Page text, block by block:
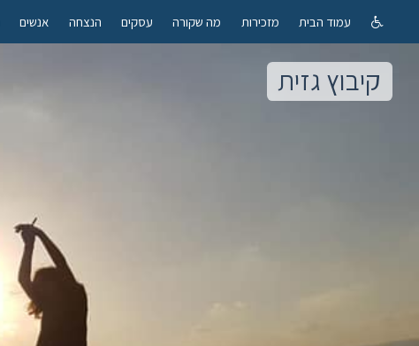
עמוד הבית מזכירות מה שקורה עסקים הנצחה אנשים
קיבוץ גזית